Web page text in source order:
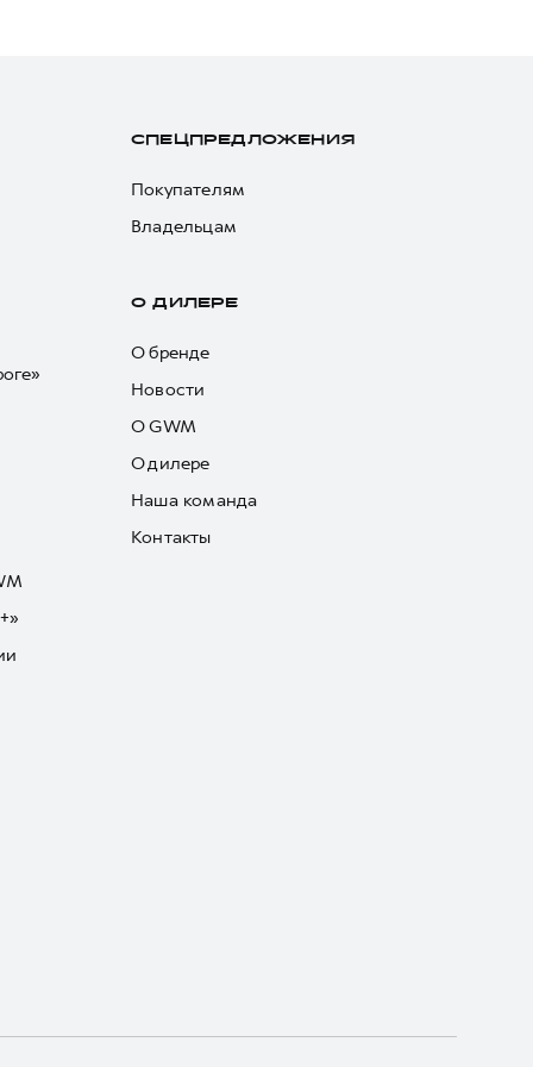
СПЕЦПРЕДЛОЖЕНИЯ
Покупателям
Владельцам
О ДИЛЕРЕ
О бренде
Новости
О GWM
О дилере
Наша команда
Контакты